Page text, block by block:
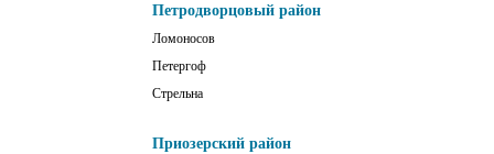
Петродворцовый район
Ломоносов
Петергоф
Стрельна
Приозерский район